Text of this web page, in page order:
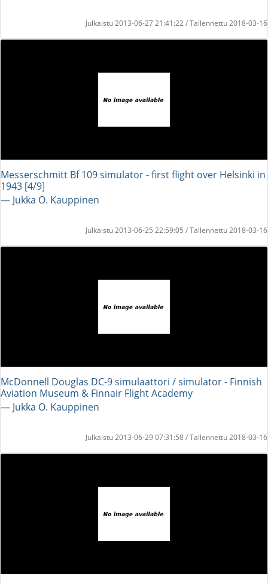
Julkaistu 2013-06-27 21:41:22 / Tallennettu 2018-03-16
Messerschmitt Bf 109 simulator - first flight over Helsinki in
1943 [4/9]
― Jukka O. Kauppinen
Julkaistu 2013-06-25 22:59:05 / Tallennettu 2018-03-16
McDonnell Douglas DC-9 simulaattori / simulator - Finnish
Aviation Museum & Finnair Flight Academy
― Jukka O. Kauppinen
Julkaistu 2013-06-29 07:31:58 / Tallennettu 2018-03-16